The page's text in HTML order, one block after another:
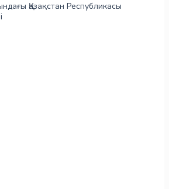
Қазақстан Республикасы